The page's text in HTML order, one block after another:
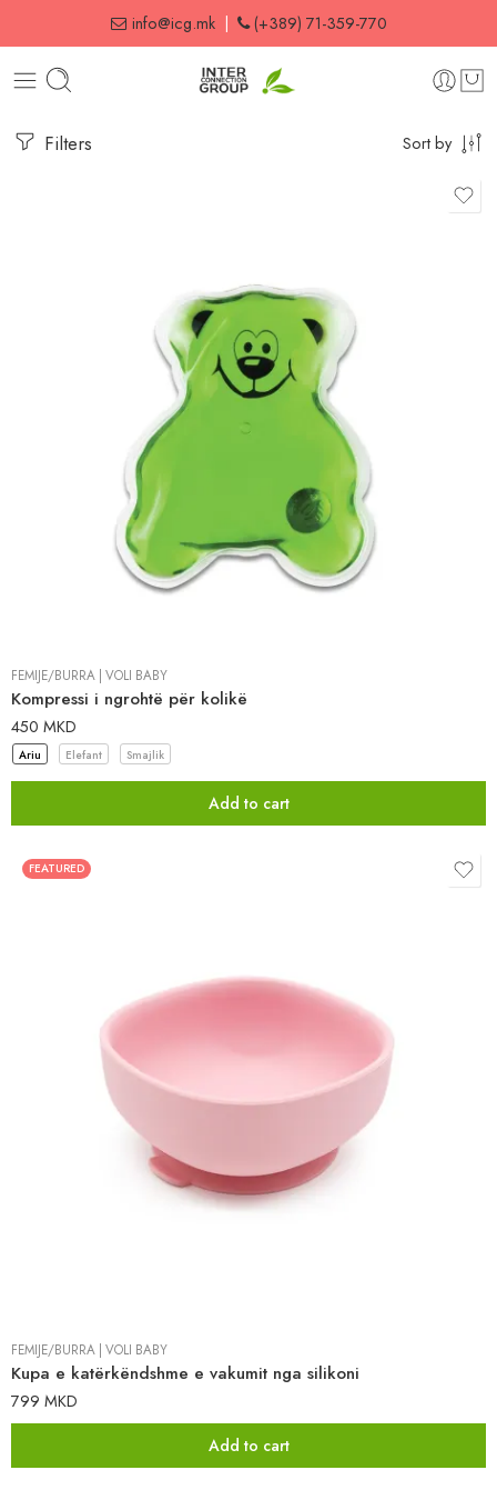
info@icg.mk| (+389) 71-359-770
Filters Sort by
FËMIJË/BURRA VOLI BABY
Kompressi i ngrohtë për kolikë
450 MKD
Ariu Elefant Smajlik
Add to cart
FEATURED
FËMIJË/BURRA VOLI BABY
Kupa e katërkëndshme e vakumit nga silikoni
799 MKD
Add to cart